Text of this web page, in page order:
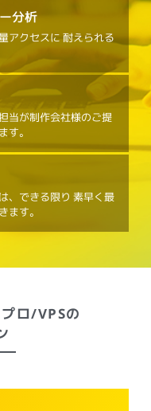
分析
アクセスに 耐えられる
当が制作会社様のご提
す。
、できる限り 素早く最
ます。
ロ/VPSの